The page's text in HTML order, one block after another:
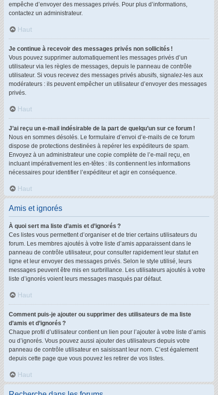
empêche d’envoyer des messages privés. Pour plus d’informations,
contactez un administrateur.
Haut
Je continue à recevoir des messages privés non sollicités !
Vous pouvez supprimer automatiquement les messages privés d’un
utilisateur via les règles de messages, depuis le panneau de contrôle
utilisateur. Si vous recevez des messages privés abusifs, signalez-les aux
modérateurs : ils peuvent empêcher un utilisateur d’envoyer des messages
privés.
Haut
J’ai reçu un e-mail indésirable de la part de quelqu’un sur ce forum !
Nous en sommes désolés. Le formulaire d’envoi d’e-mails de ce forum
dispose de protections destinées à repérer les expéditeurs de spam.
Envoyez à un administrateur une copie complète de l’e-mail reçu, en
incluant impérativement les en-têtes : ils contiennent les informations
nécessaires pour identifier l’expéditeur et agir en conséquence.
Haut
Amis et ignorés
À quoi sert ma liste d’amis et d’ignorés ?
Ces listes vous permettent d’organiser et de trier certains utilisateurs du
forum. Les membres ajoutés à votre liste d’amis apparaissent dans le
panneau de contrôle utilisateur, pour consulter rapidement leur statut en
ligne et leur envoyer des messages privés. Selon le style utilisé, leurs
messages peuvent être mis en surbrillance. Les utilisateurs ajoutés à votre
liste d’ignorés voient leurs messages masqués par défaut.
Haut
Comment puis-je ajouter ou supprimer des utilisateurs de ma liste
d’amis et d’ignorés ?
Chaque profil d’utilisateur contient un lien pour l’ajouter à votre liste d’amis
ou d’ignorés. Vous pouvez aussi ajouter des utilisateurs depuis votre
panneau de contrôle utilisateur en saisissant leur nom. C’est également
depuis cette page que vous pouvez les retirer de vos listes.
Haut